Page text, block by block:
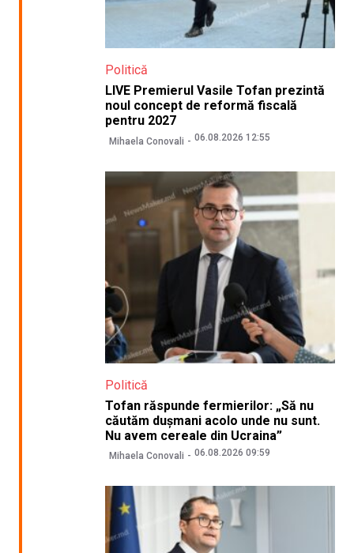
Politică
LIVE Premierul Vasile Tofan prezintă
noul concept de reformă fiscală
pentru 2027
Mihaela Conovali 06.08.2026 12:55
Politică
Tofan răspunde fermierilor: „Să nu
căutăm dușmani acolo unde nu sunt.
Nu avem cereale din Ucraina”
Mihaela Conovali 06.08.2026 09:59